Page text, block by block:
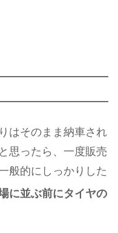
はそのまま納車され
思ったら、一度販売
般的にしっかりした
に並ぶ前にタイヤの